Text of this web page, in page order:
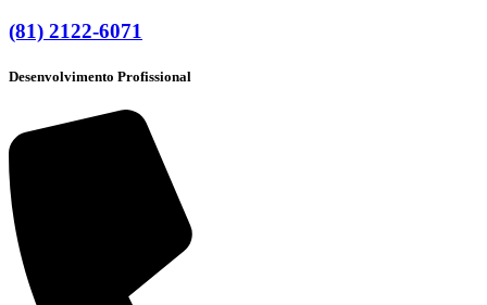
(81) 2122-6071
Desenvolvimento Profissional